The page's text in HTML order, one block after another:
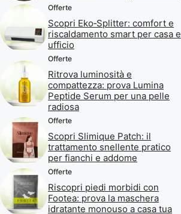
Offerte
Scopri Eko‑Splitter: comfort e
riscaldamento smart per casa e
ufficio
Offerte
Ritrova luminosità e
compattezza: prova Lumina
Peptide Serum per una pelle
radiosa
Offerte
Scopri Slimique Patch: il
trattamento snellente pratico
per fianchi e addome
Offerte
Riscopri piedi morbidi con
Footea: prova la maschera
idratante monouso a casa tua